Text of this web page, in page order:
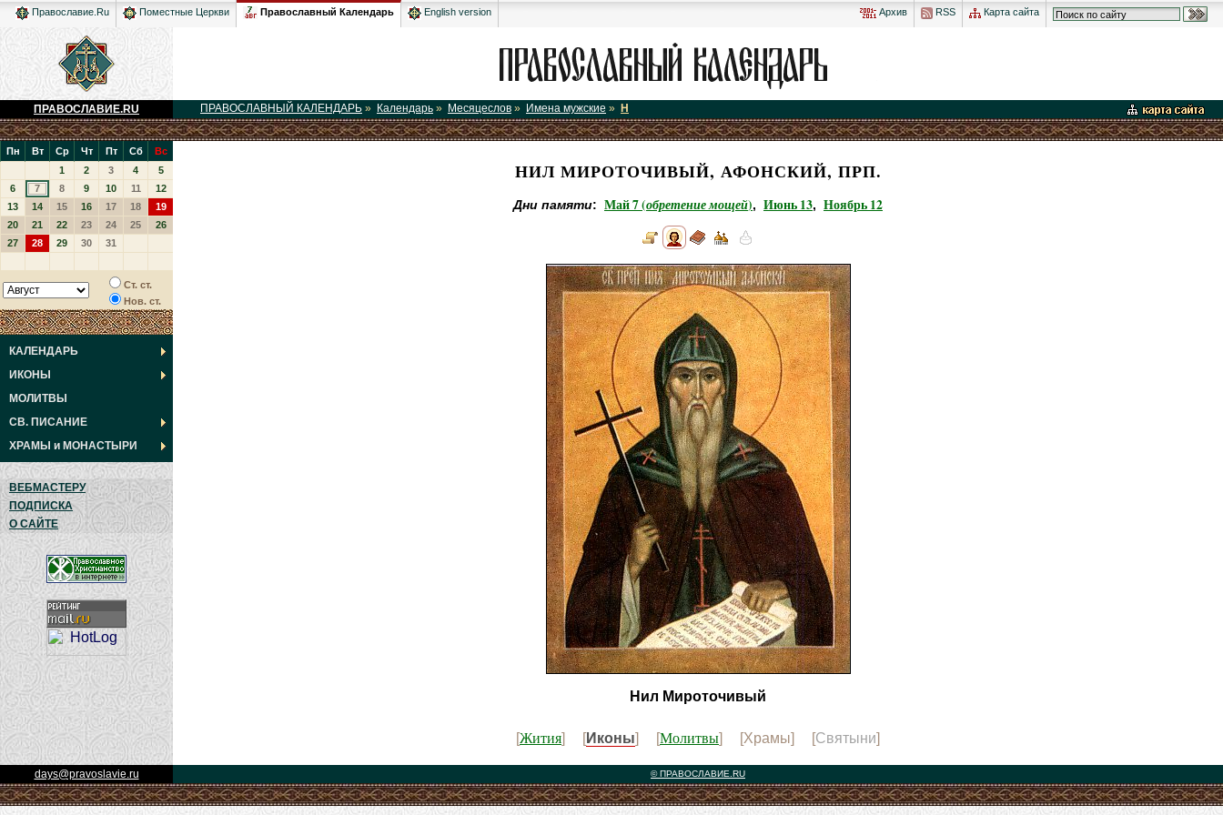
Архив RSS Карта сайта
Православие.Ru Поместные Церкви Православный Календарь English version
ПРАВОСЛАВИЕ.RU ПРАВОСЛАВНЫЙ КАЛЕНДАРЬ » Календарь » Месяцеслов » Имена мужские » Н
Пн Вт Ср Чт Пт Сб
Вс
1
2 3 4
5
6
7 8 9 10 11
12
13
14 15 16 17 18
19
20
21 22 23 24 25
26
27
28 29 30 31
Ст. ст.
Нов. ст.
КАЛЕНДАРЬ
ИКОНЫ
МОЛИТВЫ
СВ. ПИСАНИЕ
ХРАМЫ и МОНАСТЫРИ
ВЕБМАСТЕРУ
ПОДПИСКА
О САЙТЕ
НИЛ МИРОТОЧИВЫЙ, АФОНСКИЙ, ПРП.
Дни памяти: Май 7 (обретение мощей), Июнь 13, Ноябрь 12
Нил Мироточивый
[Жития] [Иконы] [Молитвы] [Храмы] [Святыни]
days@pravoslavie.ru © ПРАВОСЛАВИЕ.RU